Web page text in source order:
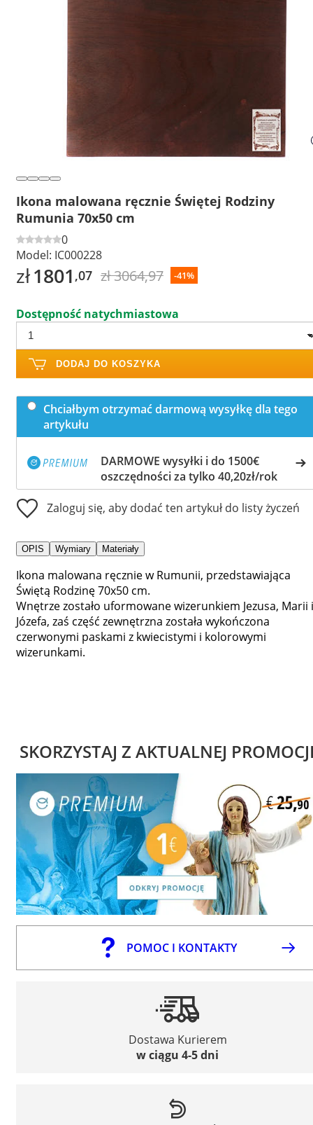
Ikona malowana ręcznie Świętej Rodziny
Rumunia 70x50 cm
0
Model: IC000228
zł1801 ,07 zł 3064,97 -41%
Dostępność natychmiastowa
DODAJ DO KOSZYKA
Chciałbym otrzymać darmową wysyłkę dla tego
artykułu
DARMOWE wysyłki i do 1500€
oszczędności za tylko 40,20zł/rok
Zaloguj się, aby dodać ten artykuł do listy życzeń
OPIS Wymiary Materiały
Ikona malowana ręcznie w Rumunii, przedstawiająca
Świętą Rodzinę 70x50 cm.
Wnętrze zostało uformowane wizerunkiem Jezusa, Marii i
Józefa, zaś część zewnętrzna została wykończona
czerwonymi paskami z kwiecistymi i kolorowymi
wizerunkami.
SKORZYSTAJ Z AKTUALNEJ
POMOC I KONTAKTY
Dostawa Kurierem
w ciągu 4-5 dni